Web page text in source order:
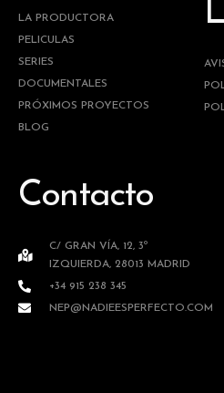
LA PRODUCTORA
PELICULAS
SERIES
DOCUMENTALES
PRÓXIMOS PROYECTOS
BLOG
Contacto
C/ GRAN VÍA, 12, 3º
IZQUIERDA, 28013 MADRID
+34 915 238 345
NEP@NADIEESPERFECTO.COM